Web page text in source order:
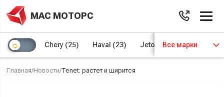
МАС МОТОРС
Chery (25) Haval (23) Jetour (8) Kaiyi (4)
Все марки
Главная/Новости/Tenet: растет и ширится